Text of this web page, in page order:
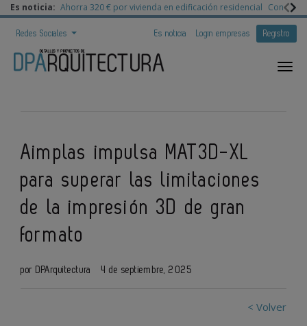
Es noticia: Ahorra 320 € por vivienda en edificación residencial
Redes Sociales Es noticia Login empresas Registro
Aimplas impulsa MAT3D-XL
para superar las limitaciones
de la impresión 3D de gran
formato
por DPArquitectura 4 de septiembre, 2025
< Volver